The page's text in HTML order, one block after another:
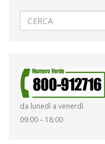
da lunedì a venerdì
09:00 – 18:00